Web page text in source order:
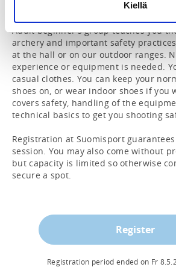
Kiellä
Adult beginner's group teaches you
archery and important safety
at the hall or on our outdoor ranges.
experience or equipment is needed.
casual clothes. You can keep your
shoes on, or wear indoor shoes if you
covers safety, handling of the
technical basics to get you shooting
Registration at Suomisport
session. You may also come without
but capacity is limited so otherwise
secure a spot.
Register
Registration period ended on Fr